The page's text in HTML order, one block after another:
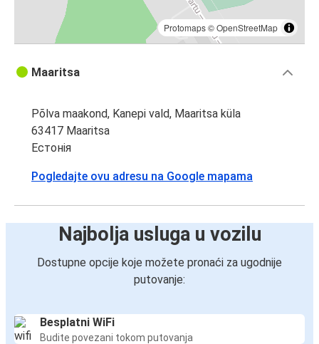
Protomaps©OpenStreetMap
Maaritsa
Põlva maakond, Kanepi vald, Maaritsa küla
63417 Maaritsa
Естонія
Pogledajte ovu adresu na Google mapama
Najbolja usluga u vozilu
Dostupne opcije koje možete pronaći za ugodnije
putovanje:
Besplatni WiFi
Budite povezani tokom putovanja